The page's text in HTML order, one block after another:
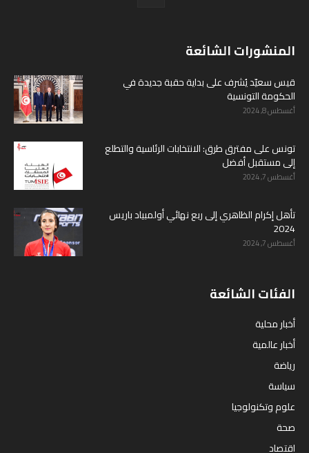
المنشورات الشائعة
قيس سعيّد يُشرف على بداية حقبة جديدة في
الحكومة التونسية
أغسطس 8, 2024
تونس على مفترق طرق: الانتخابات الرئاسية والتطلع
إلى مستقبل أفضل
أغسطس 7, 2024
تأهل إكرام الظاهري إلى ربع نهائي أولمبياد باريس
2024
أغسطس 7, 2024
الفئات الشائعة
أخبار محلية
أخبار عالمية
رياضة
سياسة
علوم وتكنولوجيا
صحة
اقتصاد